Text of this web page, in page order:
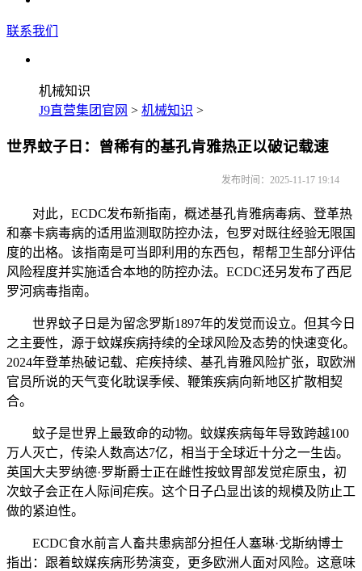
联系我们
机械知识
J9直营集团官网 > 机械知识 >
世界蚊子日：曾稀有的基孔肯雅热正以破记载速
发布时间：2025-11-17 19:14
对此，ECDC发布新指南，概述基孔肯雅病毒病、登革热
和寨卡病毒病的适用监测取防控办法，包罗对既往经验无限国
度的出格。该指南是可当即利用的东西包，帮帮卫生部分评估
风险程度并实施适合本地的防控办法。ECDC还另发布了西尼
罗河病毒指南。
世界蚊子日是为留念罗斯1897年的发觉而设立。但其今日
之主要性，源于蚊媒疾病持续的全球风险及态势的快速变化。
2024年登革热破记载、疟疾持续、基孔肯雅风险扩张，取欧洲
官员所说的天气变化耽误季候、鞭策疾病向新地区扩散相契
合。
蚊子是世界上最致命的动物。蚊媒疾病每年导致跨越100
万人灭亡，传染人数高达7亿，相当于全球近十分之一生齿。
英国大夫罗纳德·罗斯爵士正在雌性按蚊胃部发觉疟原虫，初
次蚊子会正在人际间疟疾。这个日子凸显出该的规模及防止工
做的紧迫性。
ECDC食水前言人畜共患病部分担任人塞琳·戈斯纳博士
指出：跟着蚊媒疾病形势演变，更多欧洲人面对风险。这意味